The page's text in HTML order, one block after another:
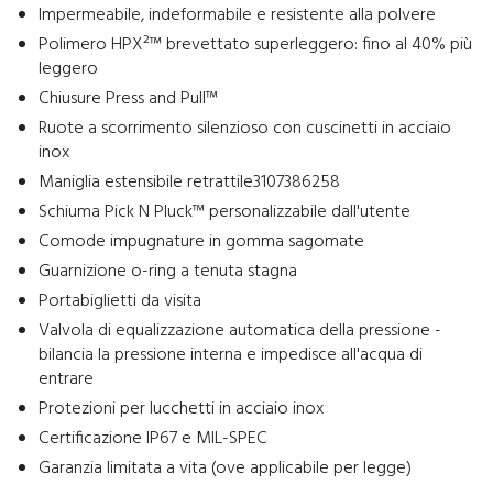
Impermeabile, indeformabile e resistente alla polvere
Polimero HPX²™ brevettato superleggero: fino al 40% più
leggero
Chiusure Press and Pull™
Ruote a scorrimento silenzioso con cuscinetti in acciaio
inox
Maniglia estensibile retrattile3107386258
Schiuma Pick N Pluck™ personalizzabile dall'utente
Comode impugnature in gomma sagomate
Guarnizione o-ring a tenuta stagna
Portabiglietti da visita
Valvola di equalizzazione automatica della pressione -
bilancia la pressione interna e impedisce all'acqua di
entrare
Protezioni per lucchetti in acciaio inox
Certificazione IP67 e MIL-SPEC
Garanzia limitata a vita (ove applicabile per legge)